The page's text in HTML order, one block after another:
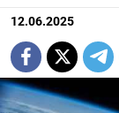
12.06.2025